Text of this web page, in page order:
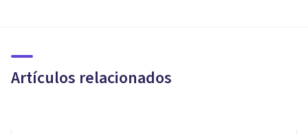
Artículos relacionados
francés